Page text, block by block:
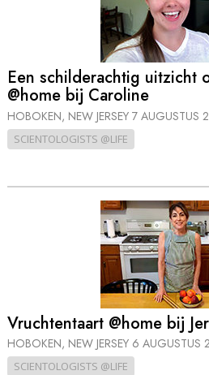
Een schilderachtig uitzicht
@home bij Caroline
HOBOKEN, NEW JERSEY 7 AUGUSTUS
SCIENTOLOGISTS @LIFE
Vruchtentaart @home bij
HOBOKEN, NEW JERSEY 6 AUGUSTUS
SCIENTOLOGISTS @LIFE